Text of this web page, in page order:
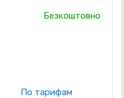
Безкоштовно
По тарифам